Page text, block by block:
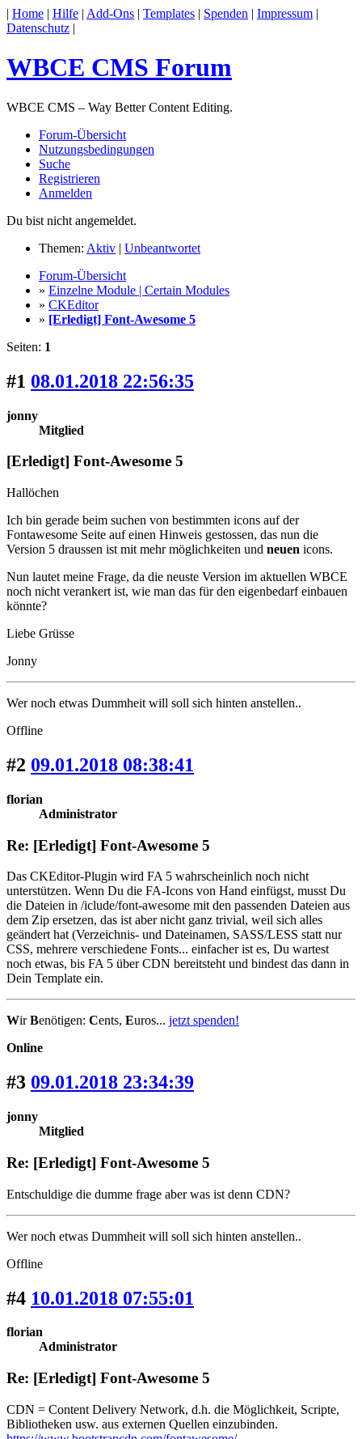
| Home | Hilfe | Add-Ons | Templates | Spenden | Impressum |
Datenschutz |
WBCE CMS Forum
WBCE CMS – Way Better Content Editing.
Forum-Übersicht
Nutzungsbedingungen
Suche
Registrieren
Anmelden
Du bist nicht angemeldet.
Themen: Aktiv | Unbeantwortet
Forum-Übersicht
» Einzelne Module | Certain Modules
» CKEditor
» [Erledigt] Font-Awesome 5
Seiten: 1
#1 08.01.2018 22:56:35
jonny
Mitglied
[Erledigt] Font-Awesome 5
Hallöchen
Ich bin gerade beim suchen von bestimmten icons auf der
Fontawesome Seite auf einen Hinweis gestossen, das nun die
Version 5 draussen ist mit mehr möglichkeiten und neuen icons.
Nun lautet meine Frage, da die neuste Version im aktuellen WBCE
noch nicht verankert ist, wie man das für den eigenbedarf einbauen
könnte?
Liebe Grüsse
Jonny
Wer noch etwas Dummheit will soll sich hinten anstellen..
Offline
#2 09.01.2018 08:38:41
florian
Administrator
Re: [Erledigt] Font-Awesome 5
Das CKEditor-Plugin wird FA 5 wahrscheinlich noch nicht
unterstützen. Wenn Du die FA-Icons von Hand einfügst, musst Du
die Dateien in /iclude/font-awesome mit den passenden Dateien aus
dem Zip ersetzen, das ist aber nicht ganz trivial, weil sich alles
geändert hat (Verzeichnis- und Dateinamen, SASS/LESS statt nur
CSS, mehrere verschiedene Fonts... einfacher ist es, Du wartest
noch etwas, bis FA 5 über CDN bereitsteht und bindest das dann in
Dein Template ein.
WirBenötigen: Cents, Euros... jetzt spenden!
Online
#3 09.01.2018 23:34:39
jonny
Mitglied
Re: [Erledigt] Font-Awesome 5
Entschuldige die dumme frage aber was ist denn CDN?
Wer noch etwas Dummheit will soll sich hinten anstellen..
Offline
#4 10.01.2018 07:55:01
florian
Administrator
Re: [Erledigt] Font-Awesome 5
CDN = Content Delivery Network, d.h. die Möglichkeit, Scripte,
Bibliotheken usw. aus externen Quellen einzubinden.